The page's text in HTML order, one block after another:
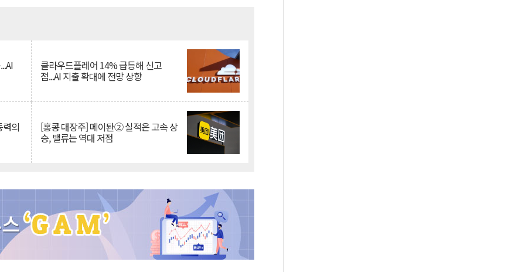
클라우드플레어 14% 급등해 신고
점...AI 지출 확대에 전망 상향
의 [홍콩 대장주] 메이퇀② 실적은 고속 상
승, 밸류는 역대 저점